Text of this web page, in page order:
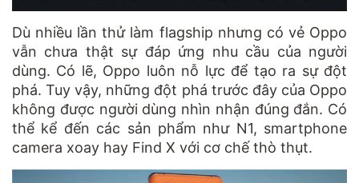
Dù nhiều lần thử làm flagship nhưng có vẻ Oppo
vẫn chưa thật sự đáp ứng nhu cầu của người
dùng. Có lẽ, Oppo luôn nỗ lực để tạo ra sự đột
phá. Tuy vậy, những đột phá trước đây của Oppo
không được người dùng nhìn nhận đúng đắn. Có
thể kể đến các sản phẩm như N1, smartphone
camera xoay hay Find X với cơ chế thò thụt.